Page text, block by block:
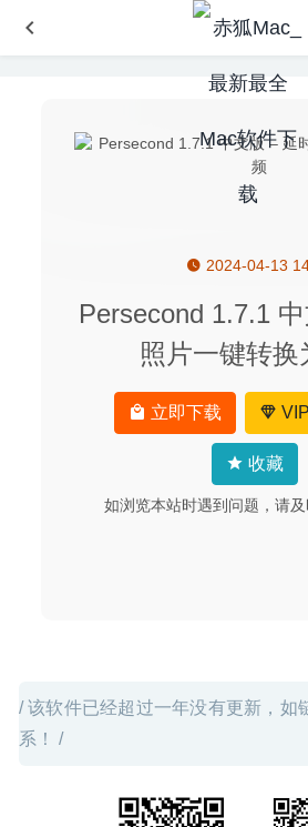
2024-04-13
Persecond 1.7.1
照片一键转换
立即下载
收藏
如浏览本站时遇到问题，请及
/ 该软件已经超过一年没有更新，如
系！ /
Easy New File 4.9 中文版-MacOS右
OmniOutLiner Pro 5.7.1 中文版-非
2020-07-25
liquivid Video Stabilization 1.4.1 中
2020-04-28
Little Snitch 4.5.5456 – 优秀的老牌
Adobe InCopy 2026 21.2.0 中文版-